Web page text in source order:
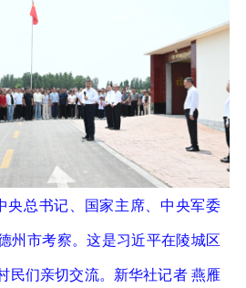
央总书记、国家主席、中央军委
州市考察。这是习近平在陵城区
民们亲切交流。新华社记者 燕雁